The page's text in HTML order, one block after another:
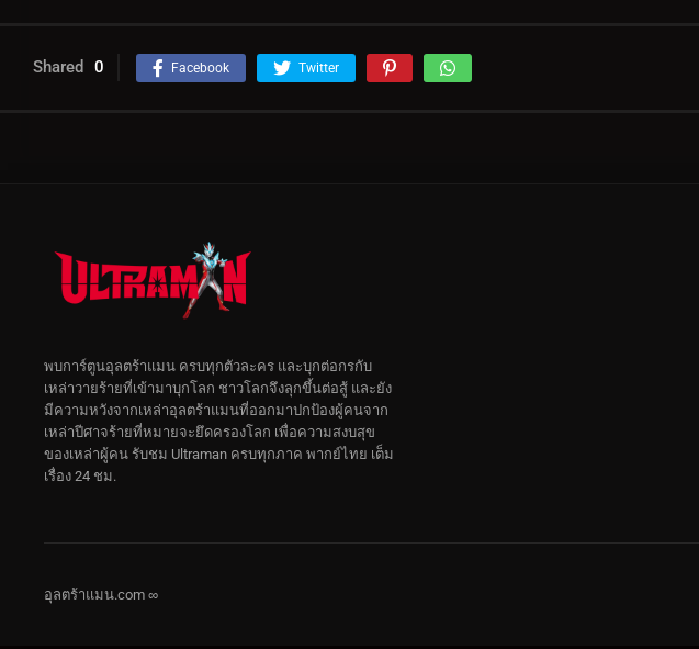
Shared 0 Facebook Twitter
พบการ์ตูนอุลตร้าแมน ครบทุกตัวละคร และบุกต่อกรกับ
เหล่าวายร้ายที่เข้ามาบุกโลก ชาวโลกจึงลุกขึ้นต่อสู้ และยัง
มีความหวังจากเหล่าอุลตร้าแมนที่ออกมาปกป้องผู้คนจาก
เหล่าปีศาจร้ายที่หมายจะยึดครองโลก เพื่อความสงบสุข
ของเหล่าผู้คน รับชม Ultraman ครบทุกภาค พากย์ไทย เต็ม
เรื่อง 24 ชม.
อุลตร้าแมน.com ∞